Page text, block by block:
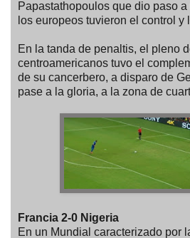
Papastathopoulos que dio paso
los europeos tuvieron el control y
En la tanda de penaltis, el pleno
centroamericanos tuvo el
de su cancerbero, a disparo de
pase a la gloria, a la zona de
Francia 2-0 Nigeria
En un Mundial caracterizado por